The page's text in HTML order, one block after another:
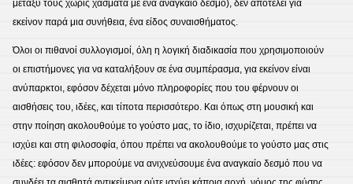
μεταξύ τους χωρίς χάσματα με ένα αναγκαίο δεσμό), δεν αποτελεί για
εκείνον παρά μια συνήθεια, ένα είδος συναισθήματος.
Όλοι οι πιθανοί συλλογισμοί, όλη η λογική διαδικασία που χρησιμοποιούν
οι επιστήμονες για να καταλήξουν σε ένα συμπέρασμα, για εκείνον είναι
ανύπαρκτοι, εφόσον δέχεται μόνο πληροφορίες που του φέρνουν οι
αισθήσεις του, ιδέες, και τίποτα περισσότερο. Και όπως στη μουσική και
στην ποίηση ακολουθούμε το γούστο μας, το ίδιο, ισχυρίζεται, πρέπει να
ισχύει και στη φιλοσοφία, όπου πρέπει να ακολουθούμε το γούστο μας στις
ιδέες: εφόσον δεν μπορούμε να ανιχνεύσουμε ένα αναγκαίο δεσμό που να